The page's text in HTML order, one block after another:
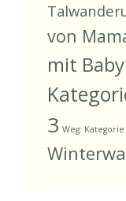
von
mit Baby
3 Weg: Kategorie